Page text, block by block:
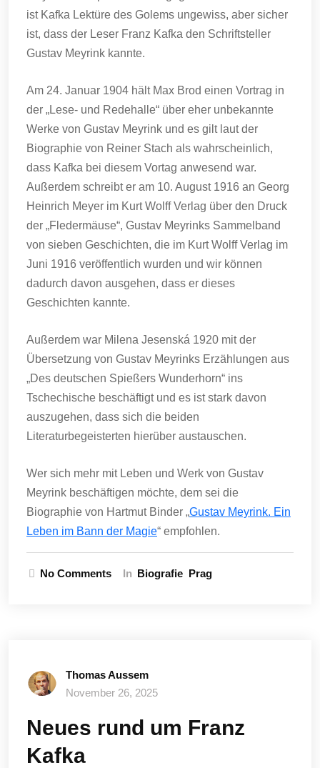
ist Kafka Lektüre des Golems ungewiss, aber sicher
ist, dass der Leser Franz Kafka den Schriftsteller
Gustav Meyrink kannte.
Am 24. Januar 1904 hält Max Brod einen Vortrag in
der „Lese- und Redehalle“ über eher unbekannte
Werke von Gustav Meyrink und es gilt laut der
Biographie von Reiner Stach als wahrscheinlich,
dass Kafka bei diesem Vortag anwesend war.
Außerdem schreibt er am 10. August 1916 an Georg
Heinrich Meyer im Kurt Wolff Verlag über den Druck
der „Fledermäuse“, Gustav Meyrinks Sammelband
von sieben Geschichten, die im Kurt Wolff Verlag im
Juni 1916 veröffentlich wurden und wir können
dadurch davon ausgehen, dass er dieses
Geschichten kannte.
Außerdem war Milena Jesenská 1920 mit der
Übersetzung von Gustav Meyrinks Erzählungen aus
„Des deutschen Spießers Wunderhorn“ ins
Tschechische beschäftigt und es ist stark davon
auszugehen, dass sich die beiden
Literaturbegeisterten hierüber austauschen.
Wer sich mehr mit Leben und Werk von Gustav
Meyrink beschäftigen möchte, dem sei die
Biographie von Hartmut Binder „Gustav Meyrink. Ein
Leben im Bann der Magie“ empfohlen.
No Comments In Biografie Prag
Thomas Aussem
November 26, 2025
Neues rund um Franz
Kafka